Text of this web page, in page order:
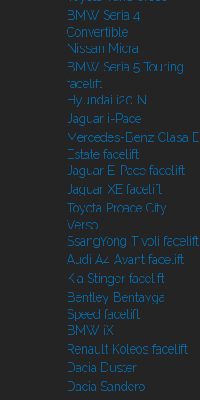
BMW Seria 4
Convertible
Nissan Micra
BMW Seria 5 Touring
facelift
Hyundai i20 N
Jaguar i-Pace
Mercedes-Benz Clasa E
Estate facelift
Jaguar E-Pace facelift
Jaguar XE facelift
Toyota Proace City
Verso
SsangYong Tivoli facelift
Audi A4 Avant facelift
Kia Stinger facelift
Bentley Bentayga
Speed facelift
BMW iX
Renault Koleos facelift
Dacia Duster
Dacia Sandero